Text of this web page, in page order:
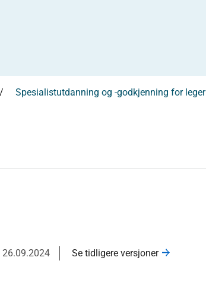
Spesialistutdanning og -godkjenning for leger
Se tidligere versjoner